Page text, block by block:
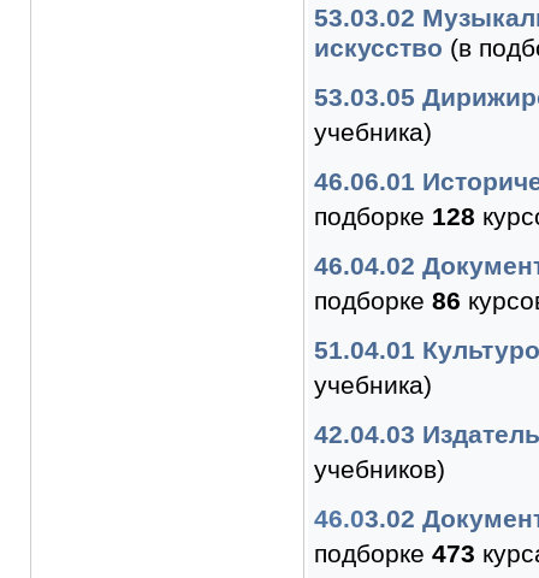
53.03.02
искусство (в
53.03.05
учебника)
46.06.01
подборке 128
46.04.02
подборке 86
51.04.01
учебника)
42.04.03
учебников)
46.03.02
подборке 473